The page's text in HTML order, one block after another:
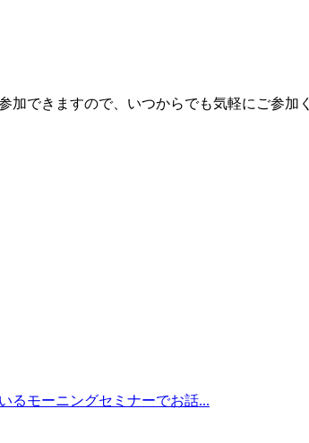
加できますので、いつからでも気軽にご参加く
るモーニングセミナーでお話...